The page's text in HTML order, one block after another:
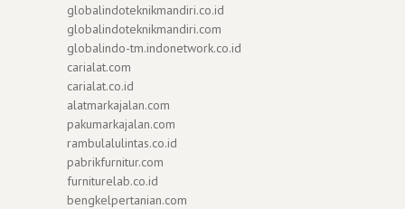
globalindoteknikmandiri.co.id
globalindoteknikmandiri.com
globalindo-tm.indonetwork.co.id
carialat.com
carialat.co.id
alatmarkajalan.com
pakumarkajalan.com
rambulalulintas.co.id
pabrikfurnitur.com
furniturelab.co.id
bengkelpertanian.com